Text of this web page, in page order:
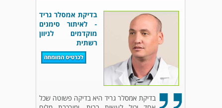
בדיקת אמסלר גריד
- לאיתור סימנים
מוקדמים לניוון
רשתית
בדיקת אמסלר גריד היא בדיקה פשוטה שכל